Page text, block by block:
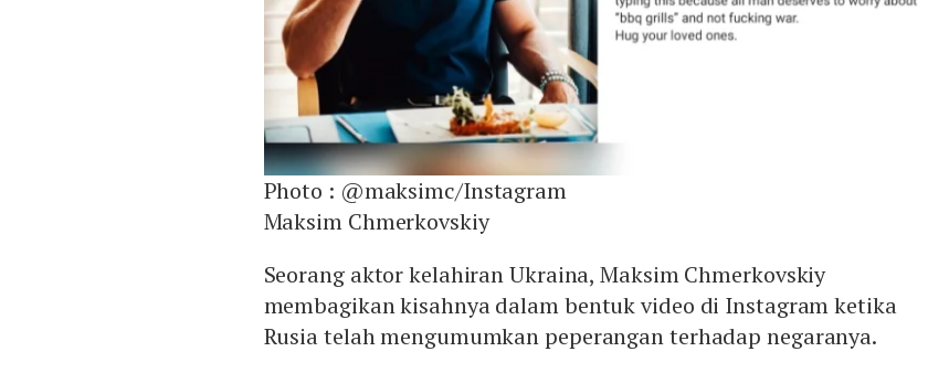
Photo : @maksimc/Instagram
Maksim Chmerkovskiy
Seorang aktor kelahiran Ukraina, Maksim Chmerkovskiy
membagikan kisahnya dalam bentuk video di Instagram ketika
Rusia telah mengumumkan peperangan terhadap negaranya.